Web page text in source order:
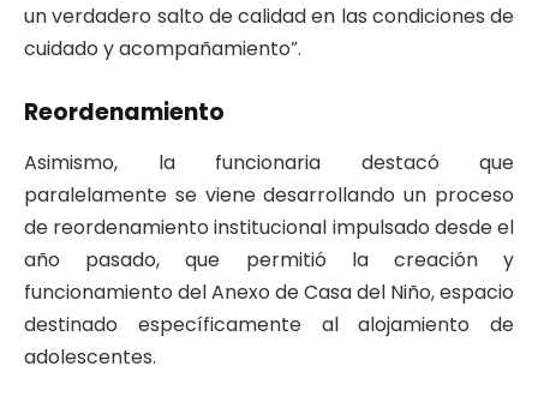
un verdadero salto de calidad en las condiciones de
cuidado y acompañamiento”.
Reordenamiento
Asimismo, la funcionaria destacó que
paralelamente se viene desarrollando un proceso
de reordenamiento institucional impulsado desde el
año pasado, que permitió la creación y
funcionamiento del Anexo de Casa del Niño, espacio
destinado específicamente al alojamiento de
adolescentes.